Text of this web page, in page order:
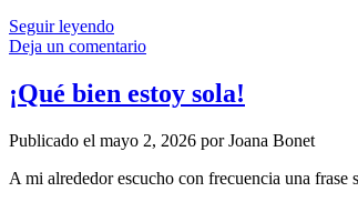
Seguir leyendoEscritores
sin
Deja un comentario
¡Qué bien estoy sola!
Publicado el mayo 2, 2026 por Joana Bonet
A mi alrededor escucho con frecuencia una